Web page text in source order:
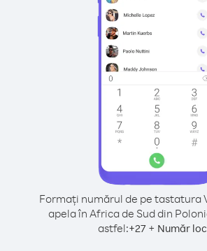
Formați numărul de pe tastatura
apela în Africa de Sud din
astfel:+27+ Număr